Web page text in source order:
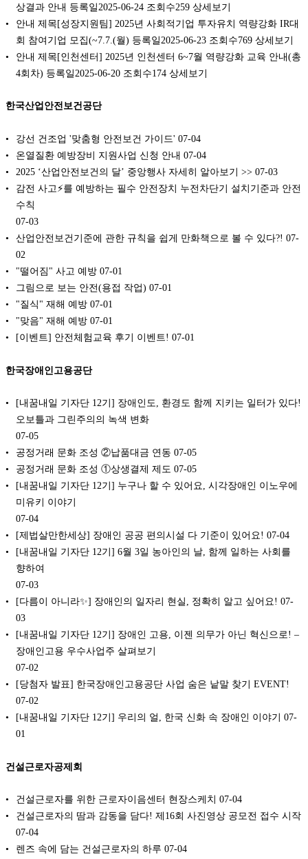
상결과 안내 등록일2025-06-24 조회수259 상세보기
안내 제목[성장지원팀] 2025년 사회적기업 투자유치 역량강화 IR대
회 참여기업 모집(~7.7.(월) 등록일2025-06-23 조회수769 상세보기
안내 제목[인천센터] 2025년 인천센터 6~7월 역량강화 교육 안내(총
4회차) 등록일2025-06-20 조회수174 상세보기
한국산업안전보건공단
강선 건조업 '맞춤형 안전보건 가이드' 07-04
온열질환 예방장비 지원사업 신청 안내 07-04
2025 ‘산업안전보건의 달’ 중앙행사 자세히 알아보기 >> 07-03
감전 사고⚡를 예방하는 필수 안전장치 누전차단기 설치기준과 안전
수칙
07-03
산업안전보건기준에 관한 규칙을 쉽게 만화책으로 볼 수 있다?! 07-
02
"떨어짐" 사고 예방 07-01
그림으로 보는 안전(용접 작업) 07-01
"질식" 재해 예방 07-01
"맞음" 재해 예방 07-01
[이벤트] 안전체험교육 후기 이벤트! 07-01
한국장애인고용공단
[내꿈내일 기자단 12기] 장애인도, 환경도 함께 지키는 일터가 있다!
오보틀과 그린주의의 녹색 변화
07-05
공정거래 문화 조성 ②납품대금 연동 07-05
공정거래 문화 조성 ①상생결제 제도 07-05
[내꿈내일 기자단 12기] 누구나 할 수 있어요, 시각장애인 이노우에
미유키 이야기
07-04
[제법살만한세상] 장애인 공공 편의시설 다 기준이 있어요! 07-04
[내꿈내일 기자단 12기] 6월 3일 농아인의 날, 함께 일하는 사회를
향하여
07-03
[다름이 아니라✨] 장애인의 일자리 현실, 정확히 알고 싶어요! 07-
03
[내꿈내일 기자단 12기] 장애인 고용, 이젠 의무가 아닌 혁신으로! –
장애인고용 우수사업주 살펴보기
07-02
[당첨자 발표] 한국장애인고용공단 사업 숨은 낱말 찾기 EVENT!
07-02
[내꿈내일 기자단 12기] 우리의 얼, 한국 신화 속 장애인 이야기 07-
01
건설근로자공제회
건설근로자를 위한 근로자이음센터 현장스케치 07-04
건설근로자의 땀과 감동을 담다! 제16회 사진영상 공모전 접수 시작
07-04
렌즈 속에 담는 건설근로자의 하루 07-04